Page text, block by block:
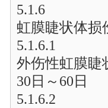
5.1.6
虹膜睫状体损
5.1.6.1
外伤性虹膜睫
30日～60日
5.1.6.2